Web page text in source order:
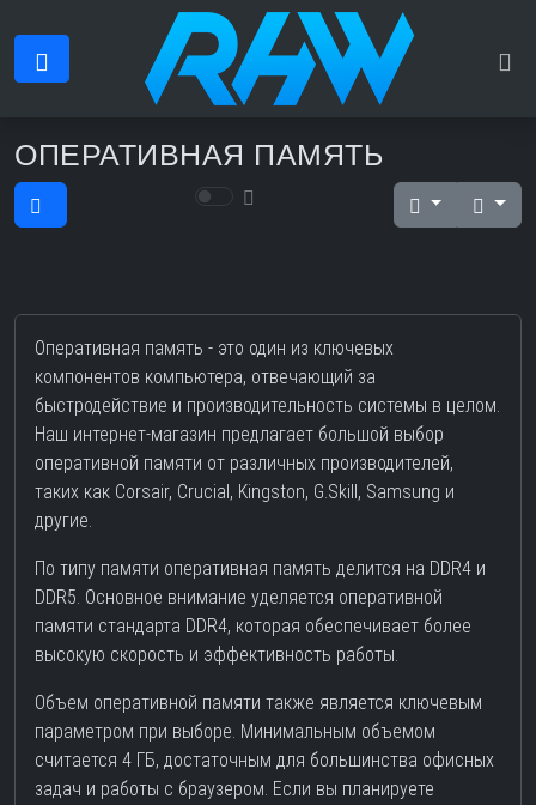
ОПЕРАТИВНАЯ ПАМЯТЬ
Оперативная память - это один из ключевых
компонентов компьютера, отвечающий за
быстродействие и производительность системы в целом.
Наш интернет-магазин предлагает большой выбор
оперативной памяти от различных производителей,
таких как Corsair, Crucial, Kingston, G.Skill, Samsung и
другие.
По типу памяти оперативная память делится на DDR4 и
DDR5. Основное внимание уделяется оперативной
памяти стандарта DDR4, которая обеспечивает более
высокую скорость и эффективность работы.
Объем оперативной памяти также является ключевым
параметром при выборе. Минимальным объемом
считается 4 ГБ, достаточным для большинства офисных
задач и работы с браузером. Если вы планируете